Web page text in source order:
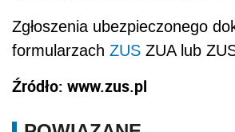
Zgłoszenia ubezpieczonego
formularzach ZUS ZUA lub
Źródło: www.zus.pl